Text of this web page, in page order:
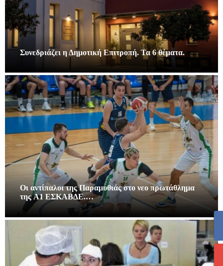
Συνεδριάζει η Δημοτική Επιτροπή. Τα 6 θέματα.
Οι αντίπαλοι της Παραμυθιάς στο νεο πρωτάθλημα
της A1 ΕΣΚΑΒΔΕ.…